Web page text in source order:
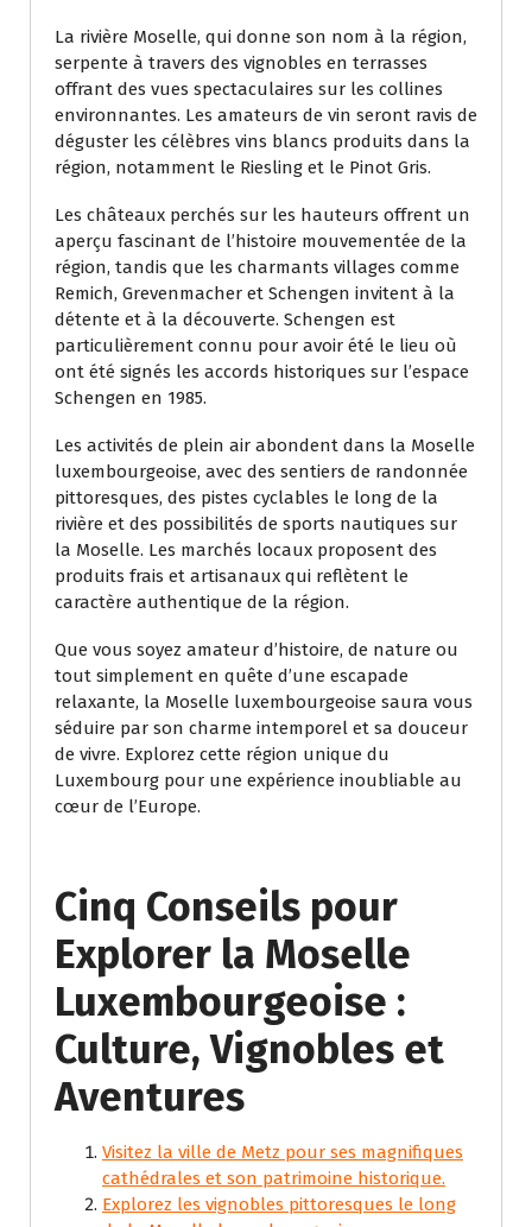
La rivière Moselle, qui donne son nom à la région,
serpente à travers des vignobles en terrasses
offrant des vues spectaculaires sur les collines
environnantes. Les amateurs de vin seront ravis de
déguster les célèbres vins blancs produits dans la
région, notamment le Riesling et le Pinot Gris.
Les châteaux perchés sur les hauteurs offrent un
aperçu fascinant de l’histoire mouvementée de la
région, tandis que les charmants villages comme
Remich, Grevenmacher et Schengen invitent à la
détente et à la découverte. Schengen est
particulièrement connu pour avoir été le lieu où
ont été signés les accords historiques sur l’espace
Schengen en 1985.
Les activités de plein air abondent dans la Moselle
luxembourgeoise, avec des sentiers de randonnée
pittoresques, des pistes cyclables le long de la
rivière et des possibilités de sports nautiques sur
la Moselle. Les marchés locaux proposent des
produits frais et artisanaux qui reflètent le
caractère authentique de la région.
Que vous soyez amateur d’histoire, de nature ou
tout simplement en quête d’une escapade
relaxante, la Moselle luxembourgeoise saura vous
séduire par son charme intemporel et sa douceur
de vivre. Explorez cette région unique du
Luxembourg pour une expérience inoubliable au
cœur de l’Europe.
Cinq Conseils pour
Explorer la Moselle
Luxembourgeoise :
Culture, Vignobles et
Aventures
Visitez la ville de Metz pour ses magnifiques
cathédrales et son patrimoine historique.
Explorez les vignobles pittoresques le long